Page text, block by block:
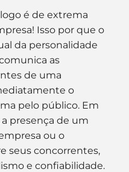
é de extrema
Isso por que o
da personalidade
as
de uma
o
pelo público. Em
presença de um
ou o
seus concorrentes,
e confiabilidade.